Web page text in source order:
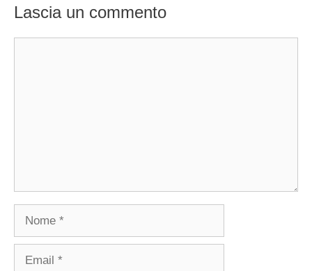
Lascia un commento